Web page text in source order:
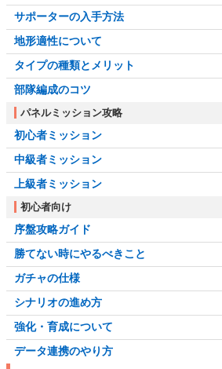
サポーターの入手方法
地形適性について
タイプの種類とメリット
部隊編成のコツ
パネルミッション攻略
初心者ミッション
中級者ミッション
上級者ミッション
初心者向け
序盤攻略ガイド
勝てない時にやるべきこと
ガチャの仕様
シナリオの進め方
強化・育成について
データ連携のやり方